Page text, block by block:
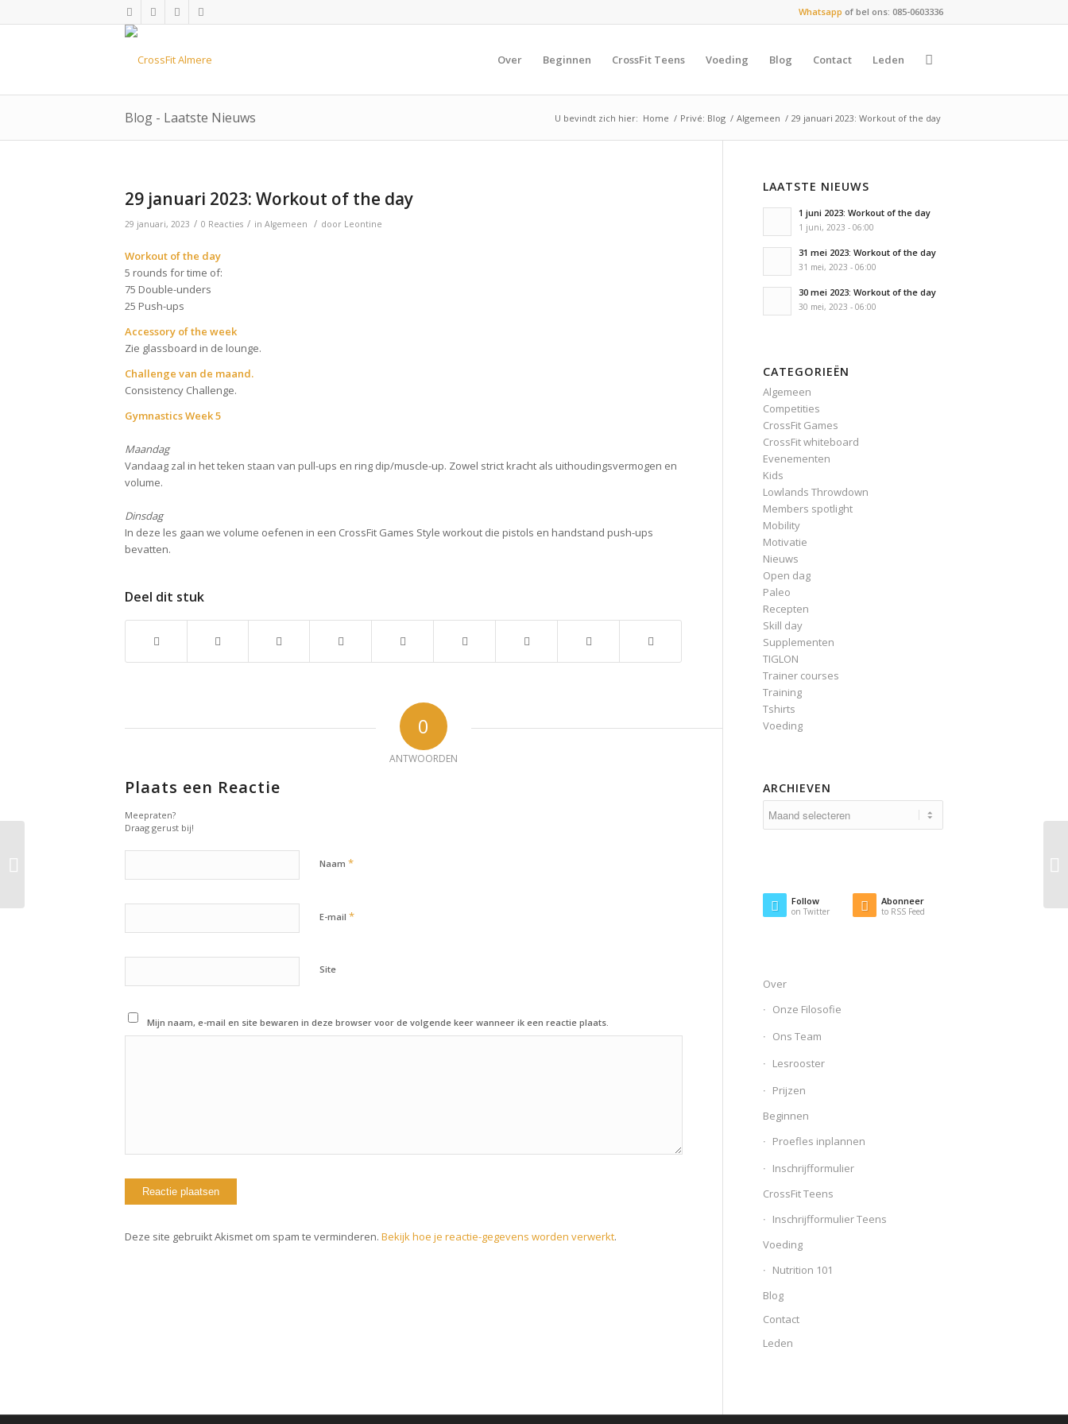
Whatsapp of bel ons: 085-0603336
Over Beginnen CrossFit Teens Voeding Blog Contact Leden
Blog - Laatste Nieuws U bevindt zich hier: Home / Privé: Blog / Algemeen / 29 januari 2023: Workout of the day
29 januari 2023: Workout of the day
29 januari, 2023 / 0 Reacties / in Algemeen / door Leontine
Workout of the day
5 rounds for time of:
75 Double-unders
25 Push-ups
Accessory of the week
Zie glassboard in de lounge.
Challenge van de maand.
Consistency Challenge.
Gymnastics Week 5
Maandag
Vandaag zal in het teken staan van pull-ups en ring dip/muscle-up. Zowel strict kracht als uithoudingsvermogen en
volume.
Dinsdag
In deze les gaan we volume oefenen in een CrossFit Games Style workout die pistols en handstand push-ups
bevatten.
Deel dit stuk
0
ANTWOORDEN
Plaats een Reactie
Meepraten?
Draag gerust bij!
Naam *
E-mail *
Site
Mijn naam, e-mail en site bewaren in deze browser voor de volgende keer wanneer ik een reactie plaats.
Deze site gebruikt Akismet om spam te verminderen. Bekijk hoe je reactie-gegevens worden verwerkt.
LAATSTE NIEUWS
1 juni 2023: Workout of the day
1 juni, 2023 - 06:00
31 mei 2023: Workout of the day
31 mei, 2023 - 06:00
30 mei 2023: Workout of the day
30 mei, 2023 - 06:00
CATEGORIEËN
Algemeen
Competities
CrossFit Games
CrossFit whiteboard
Evenementen
Kids
Lowlands Throwdown
Members spotlight
Mobility
Motivatie
Nieuws
Open dag
Paleo
Recepten
Skill day
Supplementen
TIGLON
Trainer courses
Training
Tshirts
Voeding
ARCHIEVEN
Follow
on Twitter
Abonneer
to RSS Feed
Over
Onze Filosofie
Ons Team
Lesrooster
Prijzen
Beginnen
Proefles inplannen
Inschrijfformulier
CrossFit Teens
Inschrijfformulier Teens
Voeding
Nutrition 101
Blog
Contact
Leden
28 januari 2023: Nog 19